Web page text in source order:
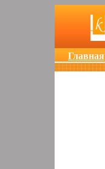
Главная